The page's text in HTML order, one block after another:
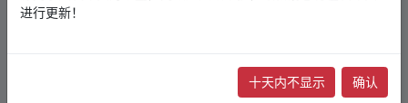
觉醒年代(2021)全43集/国语中字/4K/剧情/历史
进行更新！
十天内不显示 确认